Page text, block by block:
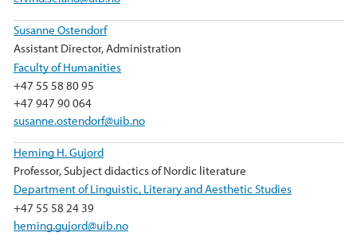
Susanne Ostendorf
Assistant Director, Administration
Faculty of Humanities
+47 55 58 80 95
+47 947 90 064
susanne.ostendorf@uib.no
Heming H. Gujord
Professor, Subject didactics of Nordic literature
Department of Linguistic, Literary and Aesthetic Studies
+47 55 58 24 39
heming.gujord@uib.no